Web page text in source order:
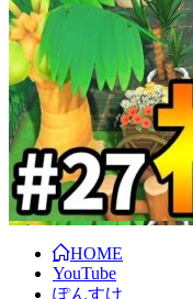
HOME
YouTube
ぽんすけ